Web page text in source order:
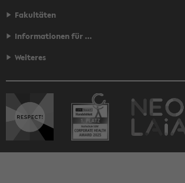
Fakultäten
Informationen für ...
Weiteres